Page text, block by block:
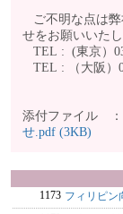
ご不明な点は弊
せをお願いいた
TEL : (東京）
TEL : （大阪）
添付ファイル
せ.pdf (3KB)
1173 フィリピン